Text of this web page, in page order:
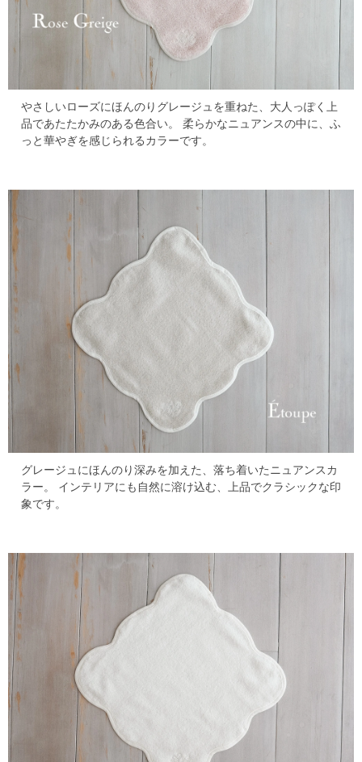
やさしいローズにほんのりグレージュを重ねた、大人っぽく上
品であたたかみのある色合い。
柔らかなニュアンスの中に、ふ
っと華やぎを感じられるカラーです。
グレージュにほんのり深みを加えた、落ち着いたニュアンスカ
ラー。
インテリアにも自然に溶け込む、上品でクラシックな印
象です。